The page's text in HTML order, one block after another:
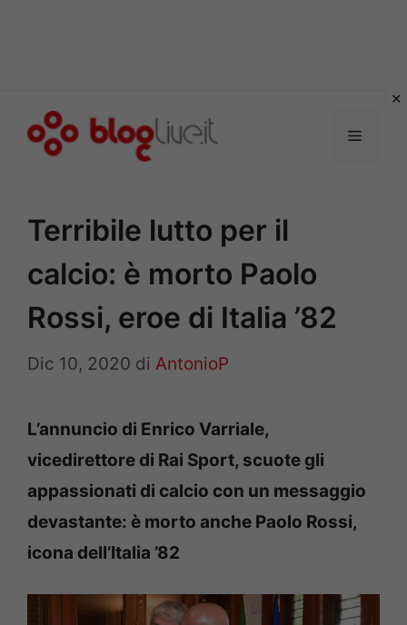
Menu
Terribile lutto per il
calcio: è morto Paolo
Rossi, eroe di Italia ’82
Dic 10, 2020 di AntonioP
L’annuncio di Enrico Varriale,
vicedirettore di Rai Sport, scuote gli
appassionati di calcio con un messaggio
devastante: è morto anche Paolo Rossi,
icona dell’Italia ’82